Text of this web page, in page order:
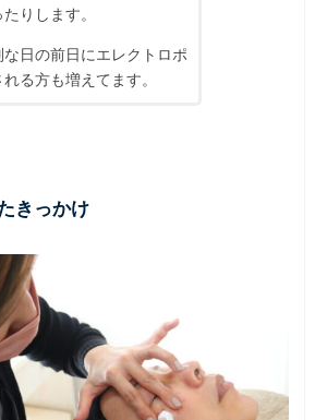
りします。
日の前日にエレクトロポ
る方も増えてます。
きっかけ